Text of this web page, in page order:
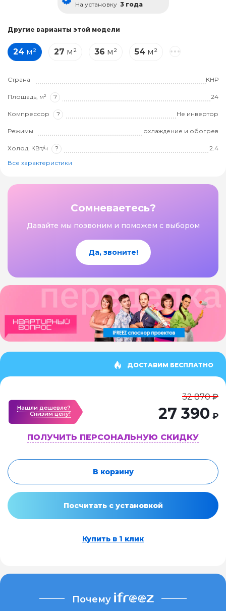
На установку 3 года
Другие варианты этой модели
24 м² 27 м² 36 м² 54 м²
Страна КНР
Площадь, м² ? 24
Компрессор ? Не инвертор
Режимы охлаждение и обогрев
Холод, КВт/ч ?
2.4
Все характеристики
Сомневаетесь?
Давайте мы позвоним и поможем с выбором
Да, звоните!
ДОСТАВИМ БЕСПЛАТНО
Нашли дешевле?
Cнизим цену!
32 870 ₽
27 390 ₽
ПОЛУЧИТЬ ПЕРСОНАЛЬНУЮ СКИДКУ
В корзину
Посчитать с установкой
Купить в 1 клик
Почему